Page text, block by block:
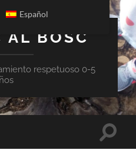
AL BOSC
respetuoso 0-5
Act/
Español